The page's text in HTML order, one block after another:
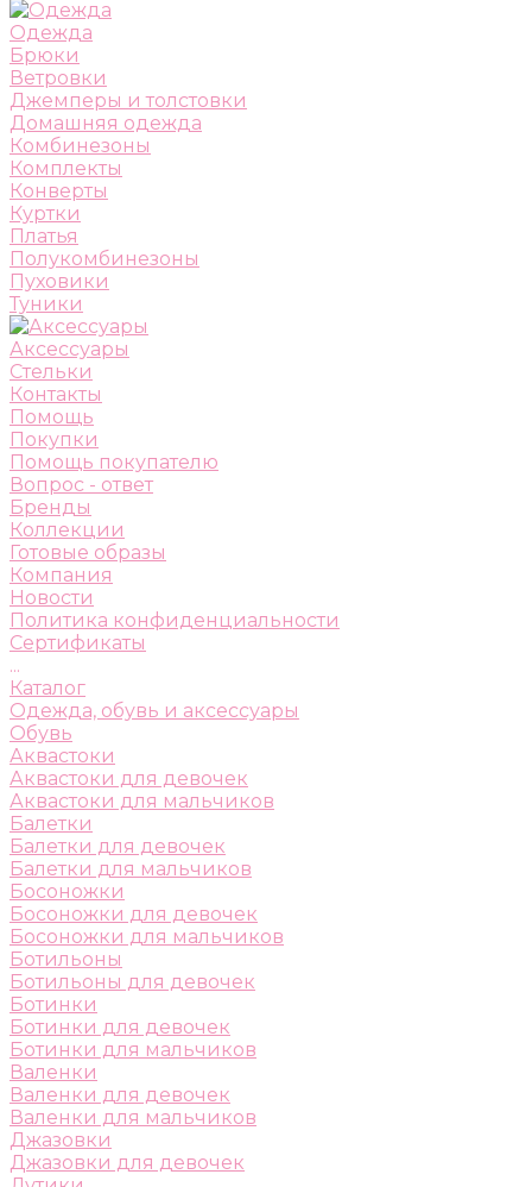
Одежда
Брюки
Ветровки
Джемперы и толстовки
Домашняя одежда
Комбинезоны
Комплекты
Конверты
Куртки
Платья
Полукомбинезоны
Пуховики
Туники
Аксессуары
Стельки
Контакты
Помощь
Покупки
Помощь покупателю
Вопрос - ответ
Бренды
Коллекции
Готовые образы
Компания
Новости
Политика конфиденциальности
Сертификаты
...
Каталог
Одежда, обувь и аксессуары
Обувь
Аквастоки
Аквастоки для девочек
Аквастоки для мальчиков
Балетки
Балетки для девочек
Балетки для мальчиков
Босоножки
Босоножки для девочек
Босоножки для мальчиков
Ботильоны
Ботильоны для девочек
Ботинки
Ботинки для девочек
Ботинки для мальчиков
Валенки
Валенки для девочек
Валенки для мальчиков
Джазовки
Джазовки для девочек